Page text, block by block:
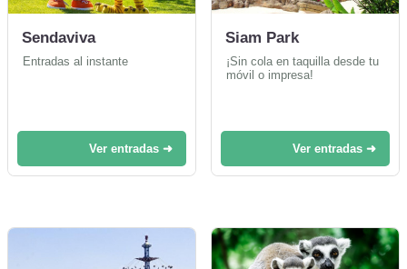
Sendaviva
Entradas al instante
Ver entradas ➜
Siam Park
¡Sin cola en taquilla desde tu
móvil o impresa!
Ver entradas ➜